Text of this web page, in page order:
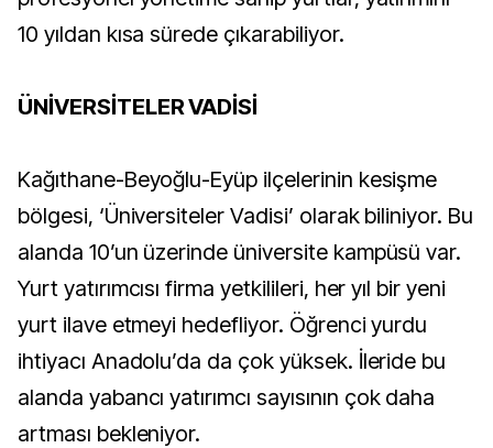
10 yıldan kısa sürede çıkarabiliyor.
ÜNİVERSİTELER VADİSİ
Kağıthane-Beyoğlu-Eyüp ilçelerinin kesişme
bölgesi, ‘Üniversiteler Vadisi’ olarak biliniyor. Bu
alanda 10’un üzerinde üniversite kampüsü var.
Yurt yatırımcısı firma yetkilileri, her yıl bir yeni
yurt ilave etmeyi hedefliyor. Öğrenci yurdu
ihtiyacı Anadolu’da da çok yüksek. İleride bu
alanda yabancı yatırımcı sayısının çok daha
artması bekleniyor.